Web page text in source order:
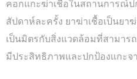
คอกแกะฆ่าเชื้อในสถานการณ์ป
สัปดาห์ละครั้ง ยาฆ่าเชื้อเป็นยา
เป็นมิตรกับสิ่งแวดล้อมที่สามาร
มีประสิทธิภาพและปกป้องแกะจ